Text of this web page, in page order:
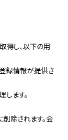
得し、以下の用
録情報が提供さ
ます。
削除されます。会